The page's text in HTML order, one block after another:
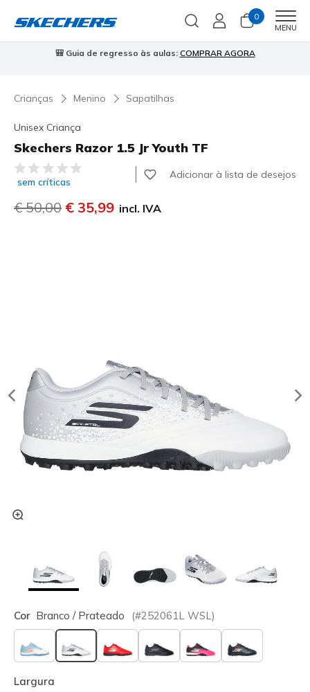
0
MENU
🎒 Guia de regresso às aulas: COMPRAR AGORA
Crianças Menino Sapatilhas
Unisex Criança
Skechers Razor 1.5 Jr Youth TF
4$2 de 5 – Classificação do cliente
sem críticas
Adicionar à lista de desejos
Preço com desconto de
€ 50,00 para
€ 35,99 incl. IVA
Cor Branco / Prateado (#252061L WSL )
selecionado
Largura